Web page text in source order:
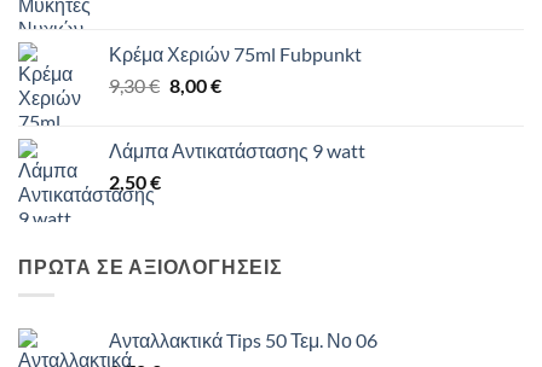
Κρέμα Χεριών 75ml Fubpunkt
9,30€ Original
9,30 €.
8,00€Η
είναι:
Λάμπα Αντικατάστασης 9 watt
2,50€
ΠΡΩΤΑ ΣΕ ΑΞΙΟΛΟΓΗΣΕΙΣ
Ανταλλακτικά Tips 50 Τεμ. Νο 06